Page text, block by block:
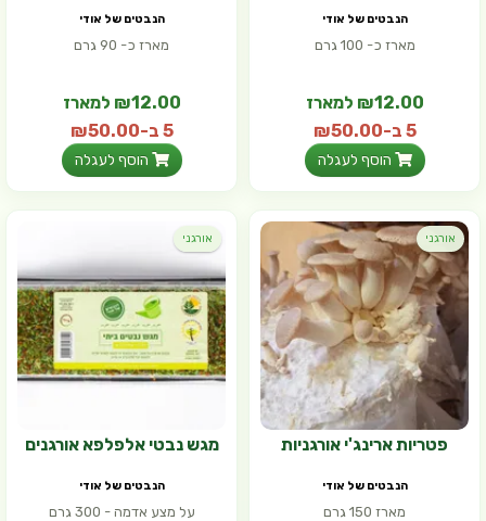
הנבטים של אודי
מארז כ- 100 גרם
₪12.00 למארז
5 ב-₪50.00
הוסף לעגלה
הנבטים של אודי
מארז כ- 90 גרם
₪12.00 למארז
5 ב-₪50.00
הוסף לעגלה
אורגני
פטריות ארינג'י אורגניות
הנבטים של אודי
מארז 150 גרם
אורגני
מגש נבטי אלפלפא אורגנים
הנבטים של אודי
על מצע אדמה - 300 גרם